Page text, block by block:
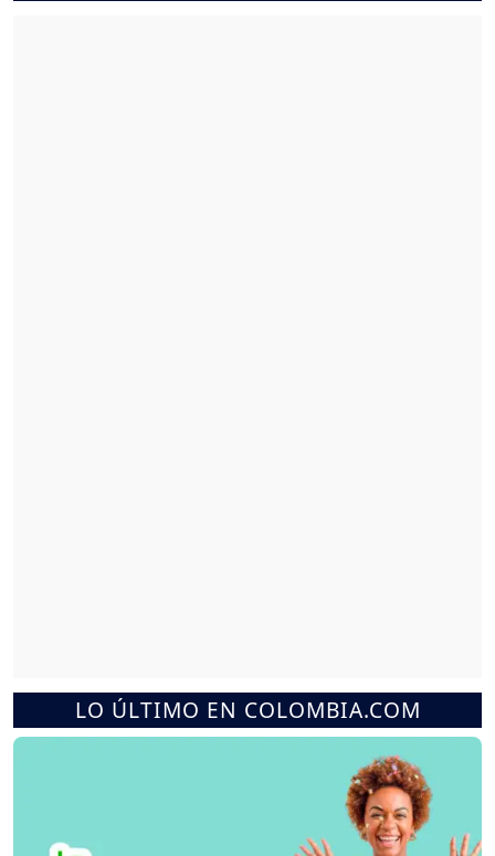
LO ÚLTIMO EN COLOMBIA.COM